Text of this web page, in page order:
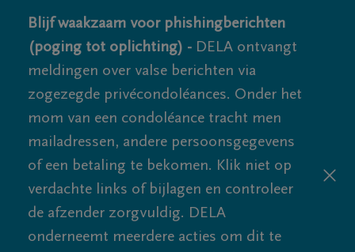
Blijf waakzaam voor phishingberichten
(poging tot oplichting) - DELA ontvangt
meldingen over valse berichten via
zogezegde privécondoléances. Onder het
mom van een condoléance tracht men
mailadressen, andere persoonsgegevens
of een betaling te bekomen. Klik niet op
verdachte links of bijlagen en controleer
de afzender zorgvuldig. DELA
onderneemt meerdere acties om dit te